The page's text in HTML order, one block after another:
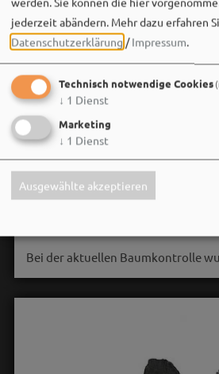
Stadt Weißenburg i.Bay.
06. August um 16:08 via Facebook
🌳
Die alte Weide am Seeweiher muss
Bei der aktuellen Baumkontrolle
jederzeit abändern. Mehr dazu erfahren
Datenschutzerklärung /Impressum.
Technisch notwendige Cookies
↓ 1 Dienst
Marketing
↓ 1 Dienst
Ausgewählte akzeptieren